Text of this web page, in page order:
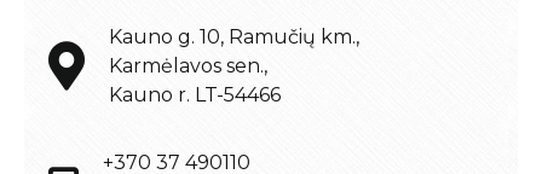
Kauno g. 10, Ramučių km.,
Karmėlavos sen.,
Kauno r. LT-54466
+370 37 490110